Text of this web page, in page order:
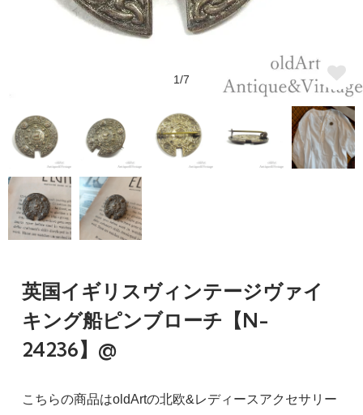
1/7
英国イギリスヴィンテージヴァイ
キング船ピンブローチ【N-
24236】@
こちらの商品はoldArtの北欧&レディースアクセサリー